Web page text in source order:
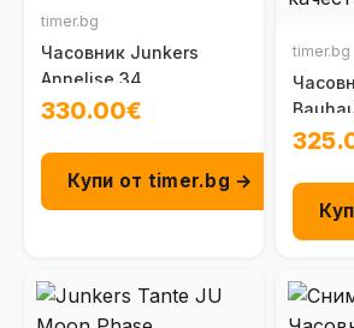
timer.bg
Часовник Junkers
Annelise 34
100096102091
330.00€
Купи от timer.bg →
timer.bg